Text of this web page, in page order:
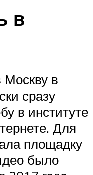
в
Москву в
сразу
в институте
Для
площадку
было